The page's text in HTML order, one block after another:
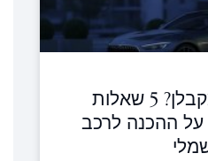
קונים דירה מקבלן? 5 שאלות
ההכנה לרכב